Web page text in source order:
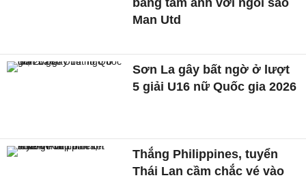
Man Utd
Sơn La gây bất ngờ ở lượt
5 giải U16 nữ Quốc gia 2026
Thắng Philippines, tuyển
Thái Lan cầm chắc vé vào